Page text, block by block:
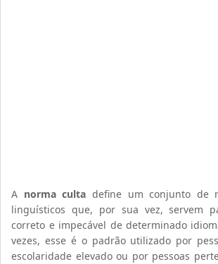
A norma culta define um conjunto de
linguísticos que, por sua vez, servem
correto e impecável de determinado
vezes, esse é o padrão utilizado por
escolaridade elevado ou por pessoas